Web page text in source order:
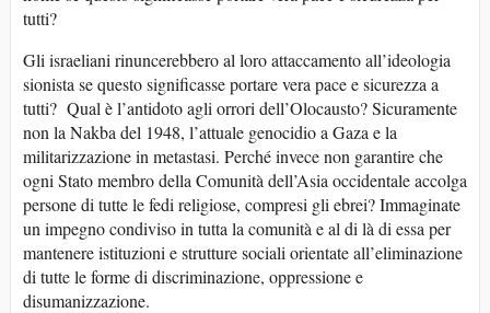
tutti?
Gli israeliani rinuncerebbero al loro attaccamento all’ideologia
sionista se questo significasse portare vera pace e sicurezza a
tutti? Qual è l’antidoto agli orrori dell’Olocausto? Sicuramente
non la Nakba del 1948, l’attuale genocidio a Gaza e la
militarizzazione in metastasi. Perché invece non garantire che
ogni Stato membro della Comunità dell’Asia occidentale accolga
persone di tutte le fedi religiose, compresi gli ebrei? Immaginate
un impegno condiviso in tutta la comunità e al di là di essa per
mantenere istituzioni e strutture sociali orientate all’eliminazione
di tutte le forme di discriminazione, oppressione e
disumanizzazione.